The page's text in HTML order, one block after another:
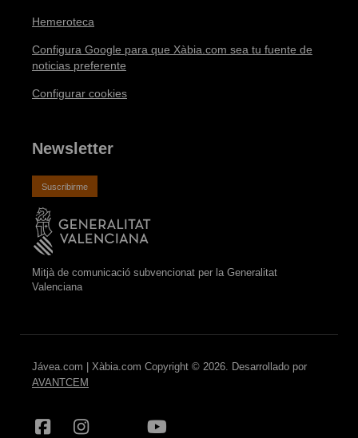
Hemeroteca
Configura Google para que Xàbia.com sea tu fuente de
noticias preferente
Configurar cookies
Newsletter
Suscribirme
Mitjà de comunicació subvencionat per la Generalitat
Valenciana
Jávea.com | Xàbia.com Copyright © 2026. Desarrollado por
AVANTCEM